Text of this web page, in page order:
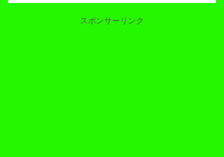
めです。そして今回はモーセK氏も参戦
スポンサーリンク